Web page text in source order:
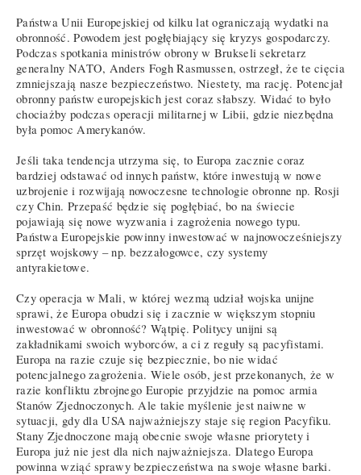
Państwa Unii Europejskiej od kilku lat ograniczają wydatki na
obronność. Powodem jest pogłębiający się kryzys gospodarczy.
Podczas spotkania ministrów obrony w Brukseli sekretarz
generalny NATO, Anders Fogh Rasmussen, ostrzegł, że te cięcia
zmniejszają nasze bezpieczeństwo. Niestety, ma rację. Potencjał
obronny państw europejskich jest coraz słabszy. Widać to było
chociażby podczas operacji militarnej w Libii, gdzie niezbędna
była pomoc Amerykanów.
Jeśli taka tendencja utrzyma się, to Europa zacznie coraz
bardziej odstawać od innych państw, które inwestują w nowe
uzbrojenie i rozwijają nowoczesne technologie obronne np. Rosji
czy Chin. Przepaść będzie się pogłębiać, bo na świecie
pojawiają się nowe wyzwania i zagrożenia nowego typu.
Państwa Europejskie powinny inwestować w najnowocześniejszy
sprzęt wojskowy – np. bezzałogowce, czy systemy
antyrakietowe.
Czy operacja w Mali, w której wezmą udział wojska unijne
sprawi, że Europa obudzi się i zacznie w większym stopniu
inwestować w obronność? Wątpię. Politycy unijni są
zakładnikami swoich wyborców, a ci z reguły są pacyfistami.
Europa na razie czuje się bezpiecznie, bo nie widać
potencjalnego zagrożenia. Wiele osób, jest przekonanych, że w
razie konfliktu zbrojnego Europie przyjdzie na pomoc armia
Stanów Zjednoczonych. Ale takie myślenie jest naiwne w
sytuacji, gdy dla USA najważniejszy staje się region Pacyfiku.
Stany Zjednoczone mają obecnie swoje własne priorytety i
Europa już nie jest dla nich najważniejsza. Dlatego Europa
powinna wziąć sprawy bezpieczeństwa na swoje własne barki.